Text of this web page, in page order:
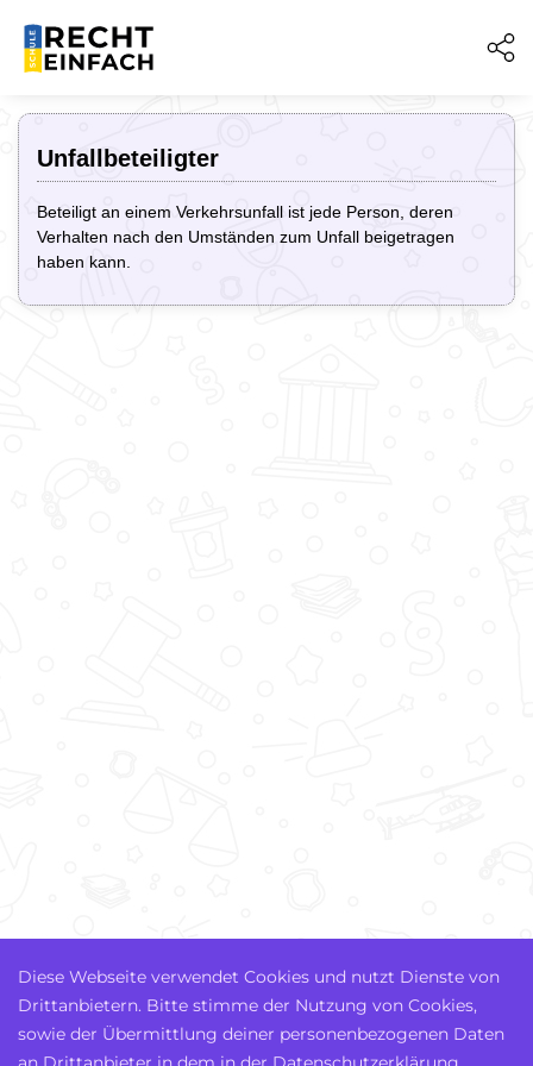
Unfallbeteiligter
Beteiligt an einem Verkehrsunfall ist jede Person, deren
Verhalten nach den Umständen zum Unfall beigetragen
haben kann.
Diese Webseite verwendet Cookies und nutzt Dienste von
Drittanbietern. Bitte stimme der Nutzung von Cookies,
sowie der Übermittlung deiner personenbezogenen Daten